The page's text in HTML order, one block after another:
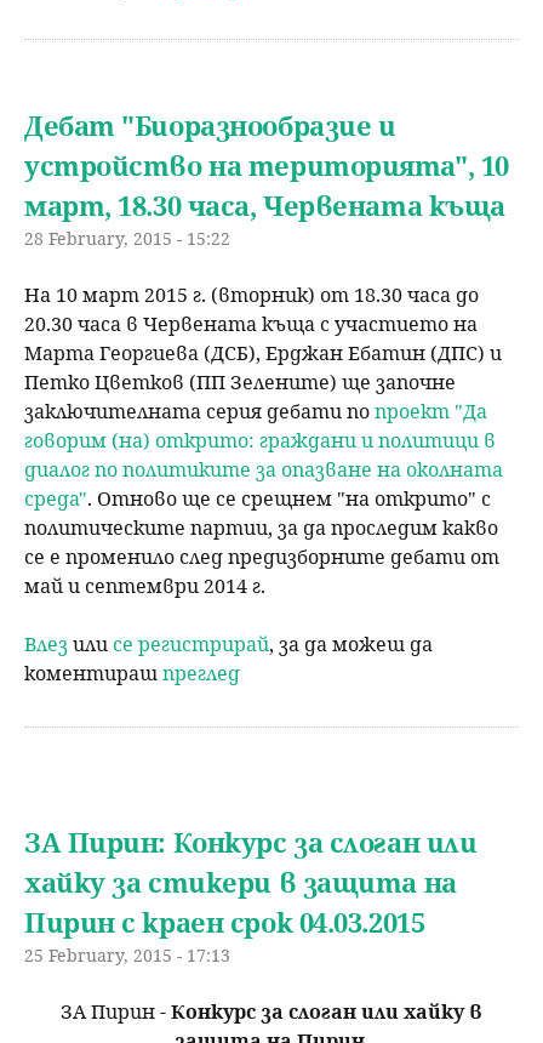
Дебат "Биоразнообразие и
устройство на територията", 10
март, 18.30 часа, Червената къща
28 February, 2015 - 15:22
На 10 март 2015 г. (вторник) от 18.30 часа до
20.30 часа в Червената къща с участието на
Марта Георгиева (ДСБ), Ерджан Ебатин (ДПС) и
Петко Цветков (ПП Зелените) ще започне
заключителната серия дебати попроект "Да
говорим (на) открито: граждани и политици в
диалог по политиките за опазване на околната
среда". Отново ще се срещнем "на открито" с
политическите партии, за да проследим какво
се е променило след предизборните дебати от
май и септември 2014 г.
Влезили се регистрирай, за да можеш да
коментирашпреглед
ЗА Пирин: Конкурс за слоган или
хайку за стикери в защита на
Пирин с краен срок 04.03.2015
25 February, 2015 - 17:13
ЗА Пирин -Конкурс за слоган или хайку в